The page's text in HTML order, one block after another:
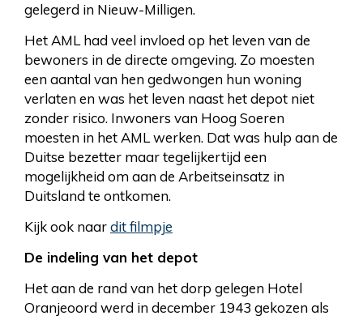
gelegerd in Nieuw-Milligen.
Het AML had veel invloed op het leven van de
bewoners in de directe omgeving. Zo moesten
een aantal van hen gedwongen hun woning
verlaten en was het leven naast het depot niet
zonder risico. Inwoners van Hoog Soeren
moesten in het AML werken. Dat was hulp aan de
Duitse bezetter maar tegelijkertijd een
mogelijkheid om aan de Arbeitseinsatz in
Duitsland te ontkomen.
Kijk ook naardit filmpje
De indeling van het depot
Het aan de rand van het dorp gelegen Hotel
Oranjeoord werd in december 1943 gekozen als